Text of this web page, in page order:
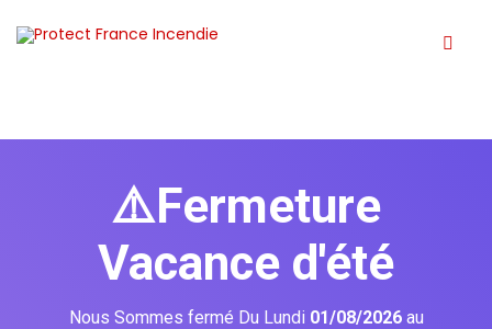
⚠️Fermeture
Vacance d'été
Nous Sommes fermé Du Lundi 01/08/2026 au